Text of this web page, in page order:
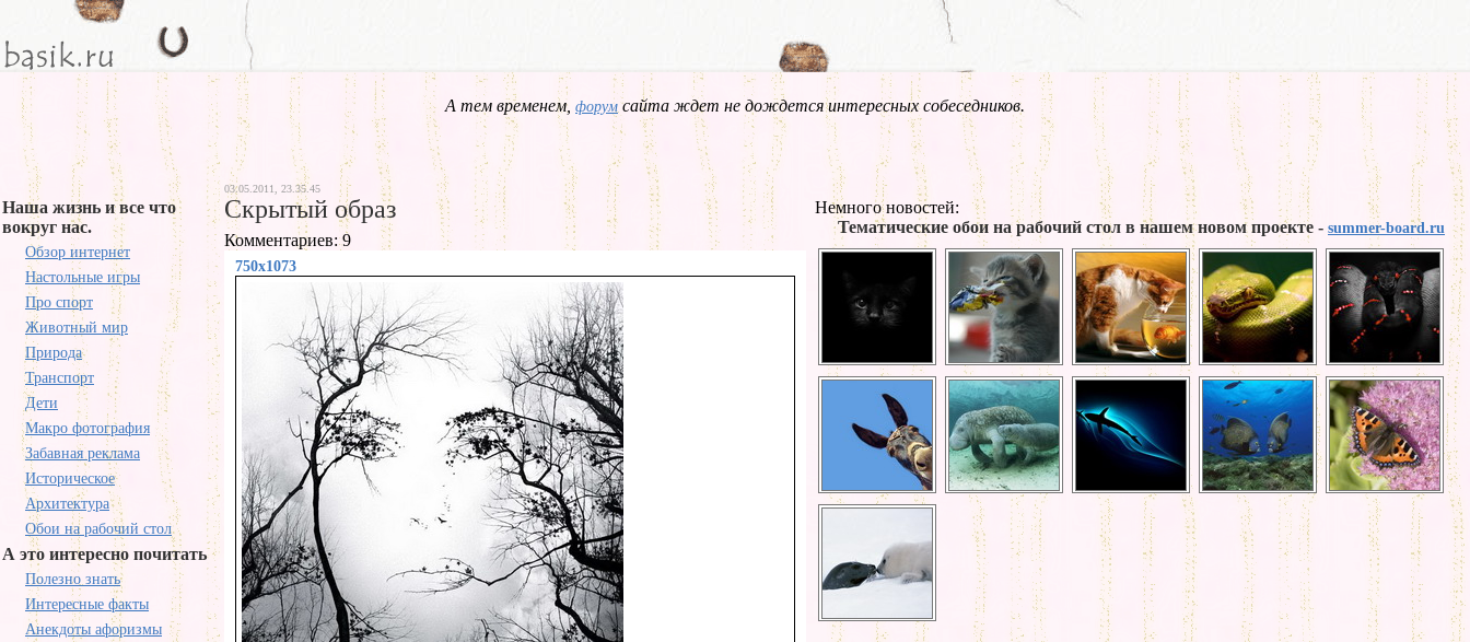
А тем временем, форум сайта ждет не дождется интересных собеседников.
Наша жизнь и все что
вокруг нас.
Обзор интернет
Настольные игры
Про спорт
Животный мир
Природа
Транспорт
Дети
Макро фотография
Забавная реклама
Историческое
Архитектура
Обои на рабочий стол
А это интересно почитать
Полезно знать
Интересные факты
Анекдоты афоризмы
03.05.2011, 23.35.45
Скрытый образ
Комментариев: 9
750x1073
Немного новостей:
Тематические обои на рабочий стол в нашем новом проекте - summer-board.ru